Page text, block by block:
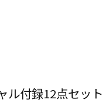
ル付録12点セット